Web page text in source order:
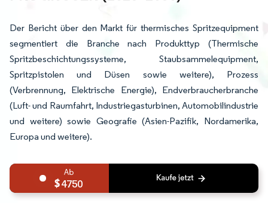
Der Bericht über den Markt für thermisches Spritzequipment
segmentiert die Branche nach Produkttyp (Thermische
Spritzbeschichtungssysteme, Staubsammelequipment,
Spritzpistolen und Düsen sowie weitere), Prozess
(Verbrennung, Elektrische Energie), Endverbraucherbranche
(Luft- und Raumfahrt, Industriegasturbinen, Automobilindustrie
und weitere) sowie Geografie (Asien-Pazifik, Nordamerika,
Europa und weitere).
4750